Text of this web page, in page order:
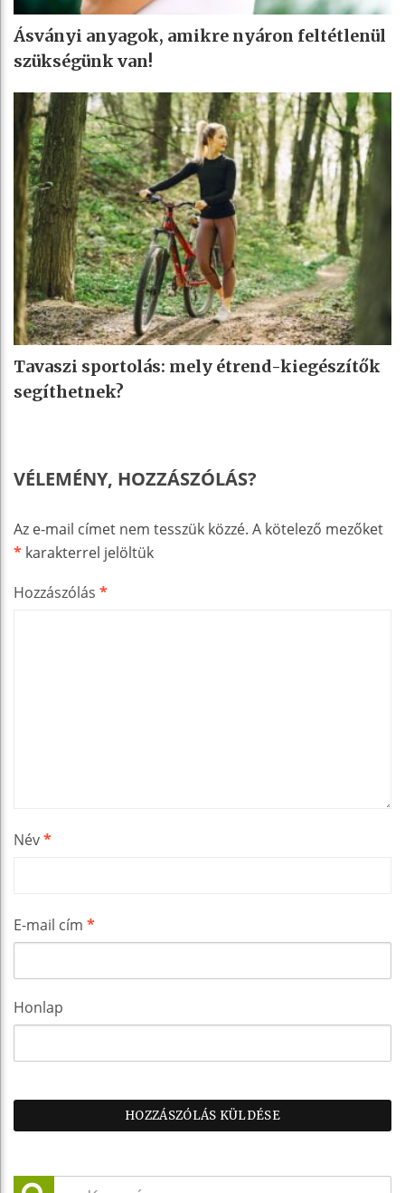
Ásványi anyagok, amikre nyáron feltétlenül
szükségünk van!
Tavaszi sportolás: mely étrend-kiegészítők
segíthetnek?
VÉLEMÉNY, HOZZÁSZÓLÁS?
Az e-mail címet nem tesszük közzé. A kötelező mezőket
* karakterrel jelöltük
Hozzászólás *
Név*
E-mail cím *
Honlap